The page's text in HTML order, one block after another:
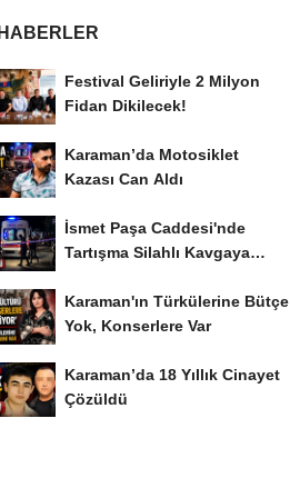
Festival Geliriyle 2 Milyon
Fidan Dikilecek!
Karaman’da Motosiklet
Kazası Can Aldı
İsmet Paşa Caddesi'nde
Tartışma Silahlı Kavgaya
Karaman'ın Türkülerine Bütçe
Yok, Konserlere Var
Karaman’da 18 Yıllık Cinayet
Çözüldü